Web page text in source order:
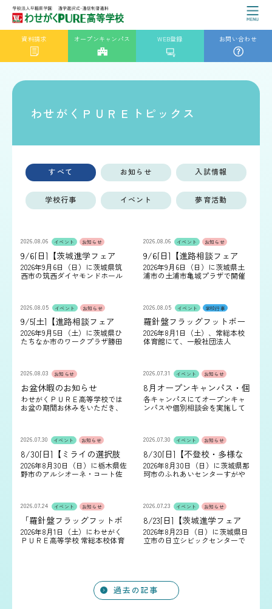
資料請求 オープンキャンパス WEB登録 お問い合わせ
わせがくＰＵＲＥトピックス
すべて お知らせ 入試情報
学校行事 イベント 夢育活動
2026.08.06 イベント お知らせ
9/6[日]【茨城進学フェア
2026（筑西）】出展のお知
らせ
2026年9月6日（日）に茨城県筑
西市の筑西ダイヤモンドホール
学フェア20…
2026.08.06 イベント お知らせ
9/6[日]【進路相談フェア
（土浦）】出展のお知らせ
2026年9月6日（日）に茨城県土
浦市の土浦市亀城プラザで開催
中学生・…
2026.08.05 イベント お知らせ
9/5[土]【進路相談フェア
（ひたちなか）】出展のお
知らせ
2026年9月5日（土）に茨城県ひ
たちなか市のワークプラザ勝田
お悩みの中…
2026.08.05 イベント 学校行事
羅針盤フラッグフットボー
ルフェスティバルが開催さ
れました
2026年8月1日（土）、常総本校
体育館にて、一般社団法人
グフットボールフ…
2026.08.03 お知らせ
お盆休暇のお知らせ
わせがくＰＵＲＥ高等学校では
お盆の期間お休みをいただき、
前にお電話でご確認くだ…
2026.07.31 イベント お知らせ
8月オープンキャンパス・個
別相談会のご案内
各キャンパスにてオープンキャ
ンパスや個別相談会を実施して
際にご体感いただける機…
2026.07.30 イベント お知らせ
8/30[日]【ミライの選択肢
フェスタ（佐野）】出展の
お知らせ
2026年8月30日（日）に栃木県佐
野市のアルシオーネ・コート佐
「ミライ…
2026.07.30 イベント お知らせ
8/30[日]【不登校・多様な
学びつながる縁日（県
央）】出展のお知らせ
2026年8月30日（日）に茨城県那
珂市のふれあいセンターすがや
す。 「…
2026.07.24 イベント お知らせ
「羅針盤フラッグフットボ
ール フェスティバル」開催
のお知らせ
2026年8月1日（土）にわせがく
ＰＵＲＥ高等学校 常総本校体育
2026.07.23 イベント お知らせ
8/23[日]【茨城進学フェア
2026（日立）】出展のお知
らせ
2026年8月23日（日）に茨城県日
立市の日立シビックセンターで
過去の記事